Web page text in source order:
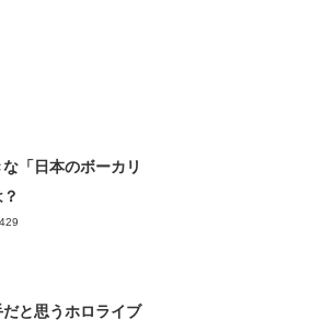
「日本のボーカリ
と思うホロライブ